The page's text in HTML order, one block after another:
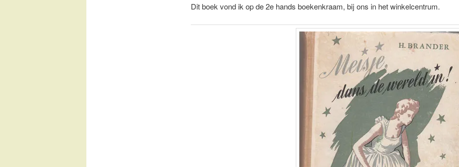
Dit boek vond ik op de 2e hands boekenkraam, bij ons in het winkelcentrum.